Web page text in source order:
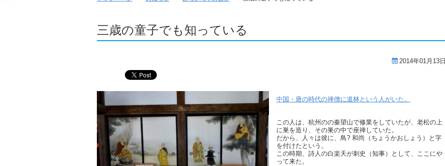
三歳の童子でも知っている
2014年01月13日
中国・唐の時代の禅僧に道林という人がいた。
この人は、杭州のの秦望山で修業をしていたが、老松の上
に巣を造り、その巣の中で座禅していた。
だから、人々は彼に、鳥? 和尚（ちょうかおしょう）と字
を付けたという。
この時期、詩人の白楽天が刺史（知事）として、ここにや
って来た。